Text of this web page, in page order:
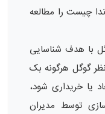
چیست را مطالعه
با هدف شناسایی
گوگل هرگونه بک
یا خریداری شود،
توسط مدیران